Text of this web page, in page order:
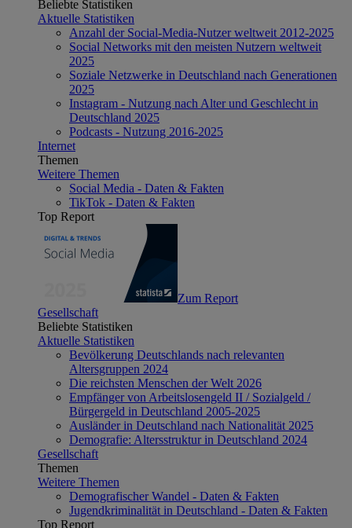
Beliebte Statistiken
Aktuelle Statistiken
Anzahl der Social-Media-Nutzer weltweit 2012-2025
Social Networks mit den meisten Nutzern weltweit
2025
Soziale Netzwerke in Deutschland nach Generationen
2025
Instagram - Nutzung nach Alter und Geschlecht in
Deutschland 2025
Podcasts - Nutzung 2016-2025
Internet
Themen
Weitere Themen
Social Media - Daten & Fakten
TikTok - Daten & Fakten
Top Report
Zum Report
Gesellschaft
Beliebte Statistiken
Aktuelle Statistiken
Bevölkerung Deutschlands nach relevanten
Altersgruppen 2024
Die reichsten Menschen der Welt 2026
Empfänger von Arbeitslosengeld II / Sozialgeld /
Bürgergeld in Deutschland 2005-2025
Ausländer in Deutschland nach Nationalität 2025
Demografie: Altersstruktur in Deutschland 2024
Gesellschaft
Themen
Weitere Themen
Demografischer Wandel - Daten & Fakten
Jugendkriminalität in Deutschland - Daten & Fakten
Top Report